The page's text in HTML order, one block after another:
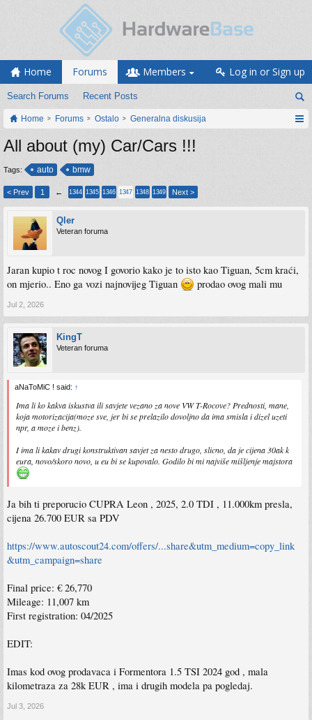
Home Forums
Search Forums Recent Posts
Members Log in or Sign up
Home Forums Ostalo Generalna diskusija
All about (my) Car/Cars !!!
Tags: auto bmw
< Prev 1 ← 1344 1345 1346 1347 1348 1349 Next >
Qler
Veteran foruma
Jaran kupio t roc novog I govorio kako je to isto kao Tiguan, 5cm kraći,
on mjerio.. Eno ga vozi najnovijeg Tiguan
prodao ovog mali mu
Jul 2, 2026
KingT
Veteran foruma
aNaToMiC ! said: ↑
Ima li ko kakva iskustva ili savjete vezano za nove VW T-Rocove? Prednosti, mane,
koja motorizacija(moze sve, jer bi se prelazilo dovoljno da ima smisla i dizel uzeti
npr, a moze i benz).
I ima li kakav drugi konstruktivan savjet za nesto drugo, slicno, da je cijena 30ak k
eura, novo/skoro novo, u eu bi se kupovalo. Godilo bi mi najviše mišljenje majstora
Ja bih ti preporucio CUPRA Leon , 2025, 2.0 TDI , 11.000km presla,
cijena 26.700 EUR sa PDV
https://www.autoscout24.com/offers/...share&utm_medium=copy_link
&utm_campaign=share
Final price: € 26,770
Mileage: 11,007 km
First registration: 04/2025
EDIT:
Imas kod ovog prodavaca i Formentora 1.5 TSI 2024 god , mala
kilometraza za 28k EUR , ima i drugih modela pa pogledaj.
Jul 3, 2026